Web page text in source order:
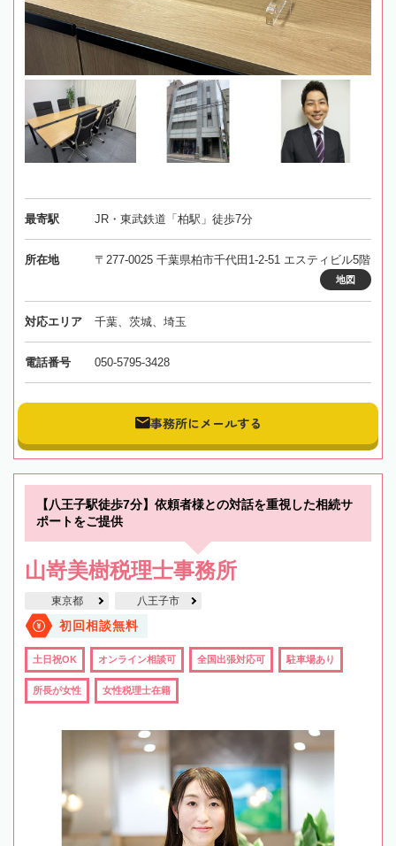
最寄駅 JR・東武鉄道「柏駅」徒歩7分
所在地 〒277-0025 千葉県柏市千代田1-2-51 エスティビル5階
地図
対応エリア 千葉、茨城、埼玉
電話番号 050-5795-3428
事務所にメールする
【八王子駅徒歩7分】依頼者様との対話を重視した相続サ
ポートをご提供
山嵜美樹税理士事務所
東京都 八王子市
初回相談無料
土日祝OK オンライン相談可 全国出張対応可 駐車場あり
所長が女性 女性税理士在籍